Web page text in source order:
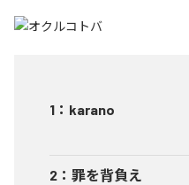
1 ： karano
2 ： 罪を背負え